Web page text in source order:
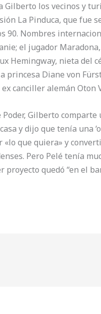
Gilberto los vecinos y
La Pinduca, que fue
90. Nombres
el jugador
Hemingway, nieta del
princesa Diane von
canciller alemán Oton
Gilberto comparte
y dijo que tenía una
que quiera» y
Pero Pelé tenía
quedó “en el